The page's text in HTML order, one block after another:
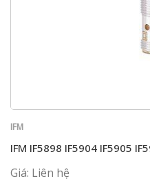
IFM
IFM IF5898 IF5904 IF5905
Giá: Liên hệ